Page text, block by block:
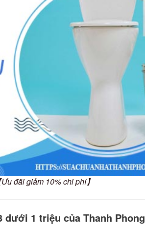
đãi giảm 10% chi phí】
dưới 1 triệu của Thanh Phong